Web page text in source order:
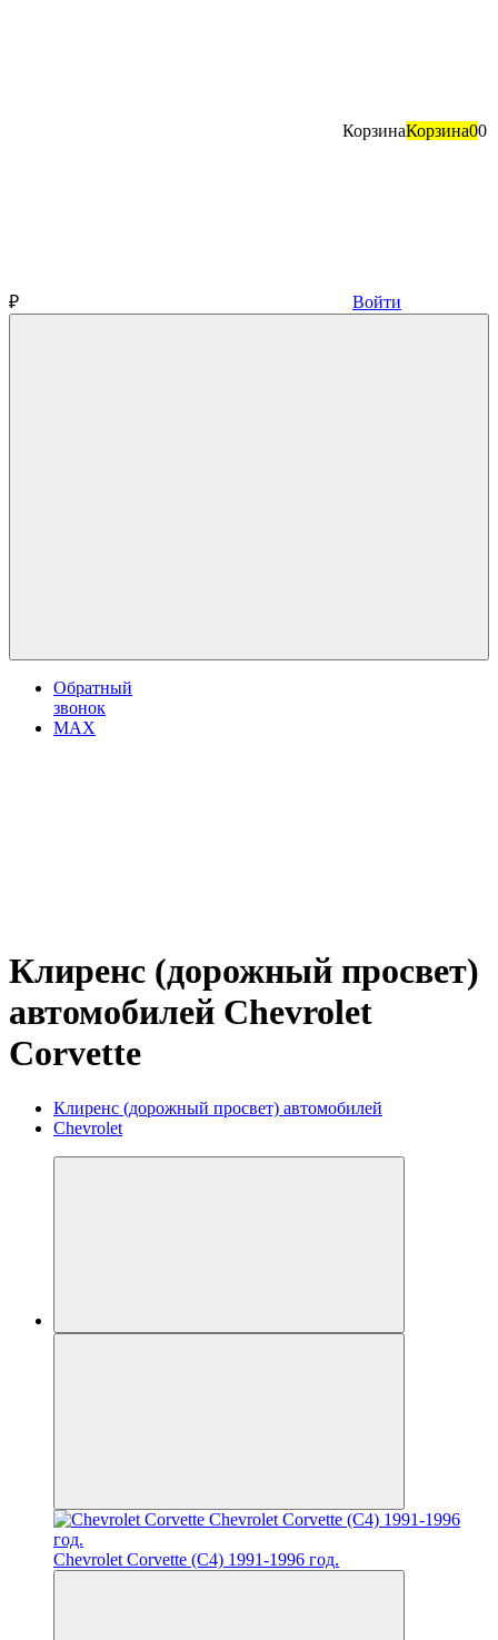
КорзинаКорзина00
₽ Войти
Обратный
звонок
MAX
Клиренс (дорожный просвет)
автомобилей Chevrolet
Corvette
Клиренс (дорожный просвет) автомобилей
Chevrolet
Chevrolet Corvette (C4) 1991-1996 год.